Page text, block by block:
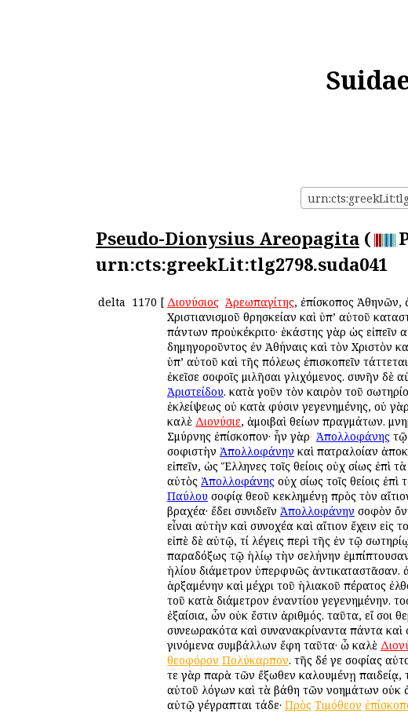
Pseudo-Dionysius Areopagita (
urn:cts:greekLit:tlg2798.suda041
delta 1170 [ Διονύσιος Ἀρεωπαγίτης, ἐπίσκοπος Ἀθηνῶν,
Χριστιανισμοῦ θρησκείαν καὶ ὑπ’ αὐτοῦ
πάντων προὐκέκριτο· ἑκάστης γὰρ ὡς εἰπεῖν
δημηγοροῦντος ἐν Ἀθήναις καὶ τὸν Χριστὸν
ὑπ’ αὐτοῦ καὶ τῆς πόλεως ἐπισκοπεῖν
ἐκεῖσε σοφοῖς ὁμιλῆσαι γλιχόμενος. συνῆν δὲ
Ἀριστείδου. κατὰ γοῦν τὸν καιρὸν τοῦ
ἐκλείψεως οὐ κατὰ φύσιν γεγενημένης, οὐ
καλὲ Διονύσιε, ἀμοιβαὶ θείων πραγμάτων.
Σμύρνης ἐπίσκοπον· ἦν γὰρ ὁ Ἀπολλοφάνης τῷ
σοφιστὴν Ἀπολλοφάνην καὶ πατραλοίαν
εἰπεῖν, ὡς Ἕλληνες τοῖς θείοις οὐχ ὁσίως ἐπὶ
αὐτὸς Ἀπολλοφάνης οὐχ ὁσίως τοῖς θείοις
Παύλου σοφίᾳ θεοῦ κεκλημένῃ πρὸς τὸν
βραχέα· ἔδει συνιδεῖν Ἀπολλοφάνην σοφὸν
εἶναι αὐτὴν καὶ συνοχέα καὶ αἴτιον ἔχειν
εἰπὲ δὲ αὐτῷ, τί λέγεις περὶ τῆς ἐν τῷ
παραδόξως τῷ ἡλίῳ τὴν σελήνην
ἡλίου διάμετρον ὑπερφυῶς ἀντικαταστᾶσαν.
ἀρξαμένην καὶ μέχρι τοῦ ἡλιακοῦ πέρατος
τοῦ κατὰ διάμετρον ἐναντίου γεγενημένην.
ἐξαίσια, ὧν οὐκ ἔστιν ἀριθμός. ταῦτα, εἴ σοι
συνεωρακότα καὶ συνανακρίναντα πάντα καὶ
γινόμενα συμβάλλων ἔφη ταῦτα· ὦ καλὲ
θεοφόρον Πολύκαρπον. τῆς δέ γε σοφίας
τε γὰρ παρὰ τῶν ἔξωθεν καλουμένῃ παιδείᾳ,
αὐτοῦ λόγων καὶ τὰ βάθη τῶν νοημάτων οὐκ
αὐτῷ γέγραπται τάδε· Πρὸς Τιμόθεον